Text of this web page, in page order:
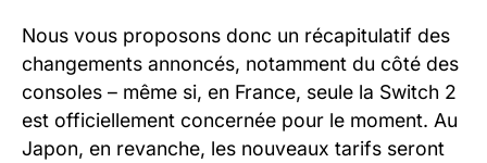
Nous vous proposons donc un récapitulatif des
changements annoncés, notamment du côté des
consoles – même si, en France, seule la Switch 2
est officiellement concernée pour le moment. Au
Japon, en revanche, les nouveaux tarifs seront